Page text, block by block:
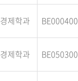
경제학과 BE000400
경제학과 BE050300